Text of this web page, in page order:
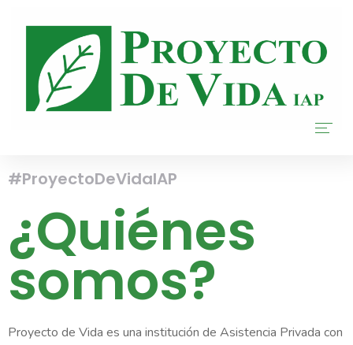
Inicio
Nosotros
Donar
Transparencia
Blog
#ProyectoDeVidaIAP
¿Quiénes
somos?
Proyecto de Vida es una institución de Asistencia Privada con